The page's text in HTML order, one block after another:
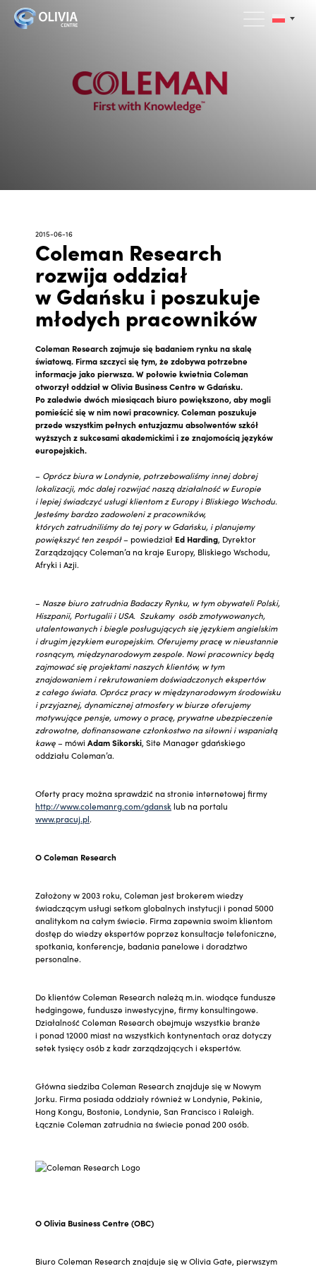
2015-06-16
Coleman Research
rozwija oddział
w Gdańsku i poszukuje
młodych pracowników
Coleman Research zajmuje się badaniem rynku na skalę
światową. Firma szczyci się tym, że zdobywa potrzebne
informacje jako pierwsza. W połowie kwietnia Coleman
otworzył oddział w Olivia Business Centre w Gdańsku.
Po zaledwie dwóch miesiącach biuro powiększono, aby mogli
pomieścić się w nim nowi pracownicy. Coleman poszukuje
przede wszystkim pełnych entuzjazmu absolwentów szkół
wyższych z sukcesami akademickimi i ze znajomością języków
europejskich.
– Oprócz biura w Londynie, potrzebowaliśmy innej dobrej
lokalizacji, móc dalej rozwijać naszą działalność w Europie
i lepiej świadczyć usługi klientom z Europy i Bliskiego Wschodu.
Jesteśmy bardzo zadowoleni z pracowników,
których zatrudniliśmy do tej pory w Gdańsku, i planujemy
powiększyć ten zespół– powiedział Ed Harding, Dyrektor
Zarządzający Coleman’a na kraje Europy, Bliskiego Wschodu,
Afryki i Azji.
– Nasze biuro zatrudnia Badaczy Rynku, w tym obywateli Polski,
Hiszpanii, Portugalii i USA. Szukamy osób zmotywowanych,
utalentowanych i biegle posługujących się językiem angielskim
i drugim językiem europejskim. Oferujemy pracę w nieustannie
rosnącym, międzynarodowym zespole. Nowi pracownicy będą
zajmować się projektami naszych klientów, w tym
znajdowaniem i rekrutowaniem doświadczonych ekspertów
z całego świata. Oprócz pracy w międzynarodowym środowisku
i przyjaznej, dynamicznej atmosfery w biurze oferujemy
motywujące pensje, umowy o pracę, prywatne ubezpieczenie
zdrowotne, dofinansowane członkostwo na siłowni i wspaniałą
kawę– mówi Adam Sikorski, Site Manager gdańskiego
oddziału Coleman’a.
Oferty pracy można sprawdzić na stronie internetowej firmy
http://www.colemanrg.com/gdansk lub na portalu
www.pracuj.pl.
O Coleman Research
Założony w 2003 roku, Coleman jest brokerem wiedzy
świadczącym usługi setkom globalnych instytucji i ponad 5000
analitykom na całym świecie. Firma zapewnia swoim klientom
dostęp do wiedzy ekspertów poprzez konsultacje telefoniczne,
spotkania, konferencje, badania panelowe i doradztwo
personalne.
Do klientów Coleman Research należą m.in. wiodące fundusze
hedgingowe, fundusze inwestycyjne, firmy konsultingowe.
Działalność Coleman Research obejmuje wszystkie branże
i ponad 12000 miast na wszystkich kontynentach oraz dotyczy
setek tysięcy osób z kadr zarządzających i ekspertów.
Główna siedziba Coleman Research znajduje się w Nowym
Jorku. Firma posiada oddziały również w Londynie, Pekinie,
Hong Kongu, Bostonie, Londynie, San Francisco i Raleigh.
Łącznie Coleman zatrudnia na świecie ponad 200 osób.
O Olivia Business Centre (OBC)
Biuro Coleman Research znajduje się w Olivia Gate, pierwszym